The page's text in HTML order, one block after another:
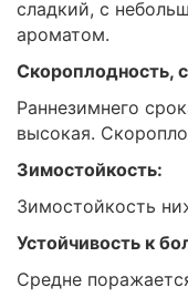
сладкий, с
ароматом.
Скороплодность,
Раннезимнего
высокая.
Зимостойкость:
Зимостойкость
Устойчивость к
Средне